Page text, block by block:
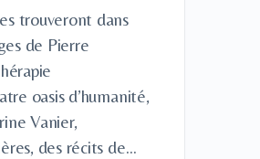
trouveront dans
de Pierre
oasis d’humanité,
Vanier,
des récits de…